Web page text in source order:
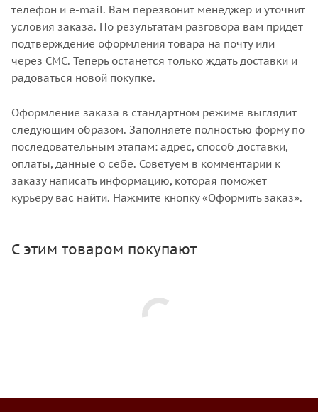
телефон и e-mail. Вам перезвонит менеджер и уточнит
условия заказа. По результатам разговора вам придет
подтверждение оформления товара на почту или
через СМС. Теперь останется только ждать доставки и
радоваться новой покупке.
Оформление заказа в стандартном режиме выглядит
следующим образом. Заполняете полностью форму по
последовательным этапам: адрес, способ доставки,
оплаты, данные о себе. Советуем в комментарии к
заказу написать информацию, которая поможет
курьеру вас найти. Нажмите кнопку «Оформить заказ».
С этим товаром покупают